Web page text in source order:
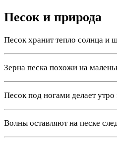
Песок и природа
Песок хранит тепло солнца и
Зерна песка похожи на
Песок под ногами делает
Волны оставляют на песке